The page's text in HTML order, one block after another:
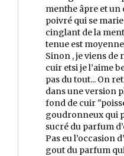
menthe âpre et
poivré qui se
cinglant de la
tenue est
Sinon , je viens de
cuir etsi je l’aime
pas du tout... On
dans une version
fond de cuir
goudronneux qui
sucré du parfum
Pas eu l’occasion
gout du parfum